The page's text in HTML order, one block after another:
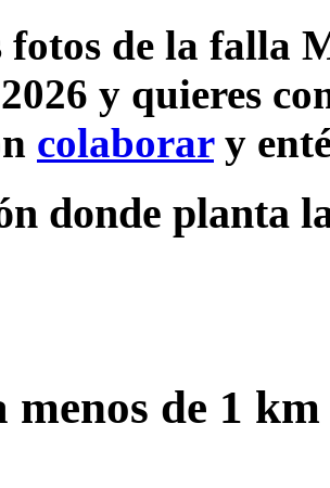
fotos de la falla
y quieres
colaborary
donde planta
menos de 1